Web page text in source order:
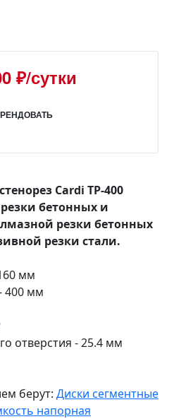
₽/сутки
Cardi TP-400
бетонных и
резки бетонных
резки стали.
мм
400 мм
отверстия - 25.4 мм
берут: Диски сегментные
напорная